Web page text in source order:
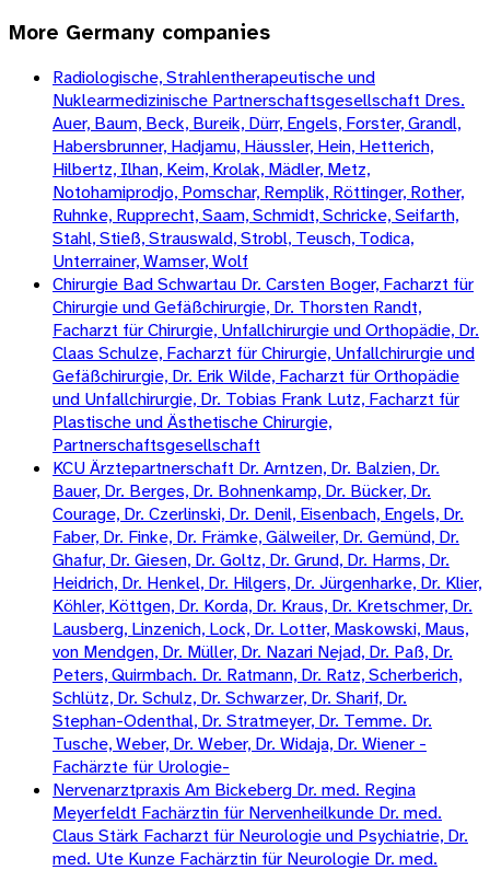
More Germany companies
Radiologische, Strahlentherapeutische und
Nuklearmedizinische Partnerschaftsgesellschaft Dres.
Auer, Baum, Beck, Bureik, Dürr, Engels, Forster, Grandl,
Habersbrunner, Hadjamu, Häussler, Hein, Hetterich,
Hilbertz, Ilhan, Keim, Krolak, Mädler, Metz,
Notohamiprodjo, Pomschar, Remplik, Röttinger, Rother,
Ruhnke, Rupprecht, Saam, Schmidt, Schricke, Seifarth,
Stahl, Stieß, Strauswald, Strobl, Teusch, Todica,
Unterrainer, Wamser, Wolf
Chirurgie Bad Schwartau Dr. Carsten Boger, Facharzt für
Chirurgie und Gefäßchirurgie, Dr. Thorsten Randt,
Facharzt für Chirurgie, Unfallchirurgie und Orthopädie, Dr.
Claas Schulze, Facharzt für Chirurgie, Unfallchirurgie und
Gefäßchirurgie, Dr. Erik Wilde, Facharzt für Orthopädie
und Unfallchirurgie, Dr. Tobias Frank Lutz, Facharzt für
Plastische und Ästhetische Chirurgie,
Partnerschaftsgesellschaft
KCU Ärztepartnerschaft Dr. Arntzen, Dr. Balzien, Dr.
Bauer, Dr. Berges, Dr. Bohnenkamp, Dr. Bücker, Dr.
Courage, Dr. Czerlinski, Dr. Denil, Eisenbach, Engels, Dr.
Faber, Dr. Finke, Dr. Främke, Gälweiler, Dr. Gemünd, Dr.
Ghafur, Dr. Giesen, Dr. Goltz, Dr. Grund, Dr. Harms, Dr.
Heidrich, Dr. Henkel, Dr. Hilgers, Dr. Jürgenharke, Dr. Klier,
Köhler, Köttgen, Dr. Korda, Dr. Kraus, Dr. Kretschmer, Dr.
Lausberg, Linzenich, Lock, Dr. Lotter, Maskowski, Maus,
von Mendgen, Dr. Müller, Dr. Nazari Nejad, Dr. Paß, Dr.
Peters, Quirmbach. Dr. Ratmann, Dr. Ratz, Scherberich,
Schlütz, Dr. Schulz, Dr. Schwarzer, Dr. Sharif, Dr.
Stephan-Odenthal, Dr. Stratmeyer, Dr. Temme. Dr.
Tusche, Weber, Dr. Weber, Dr. Widaja, Dr. Wiener -
Fachärzte für Urologie-
Nervenarztpraxis Am Bickeberg Dr. med. Regina
Meyerfeldt Fachärztin für Nervenheilkunde Dr. med.
Claus Stärk Facharzt für Neurologie und Psychiatrie, Dr.
med. Ute Kunze Fachärztin für Neurologie Dr. med.